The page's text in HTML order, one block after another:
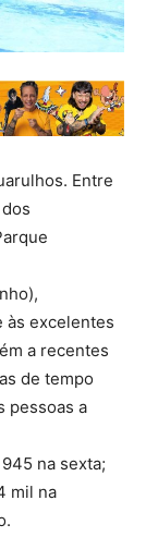
Entre
às excelentes
a recentes
de tempo
pessoas a
na sexta;
mil na